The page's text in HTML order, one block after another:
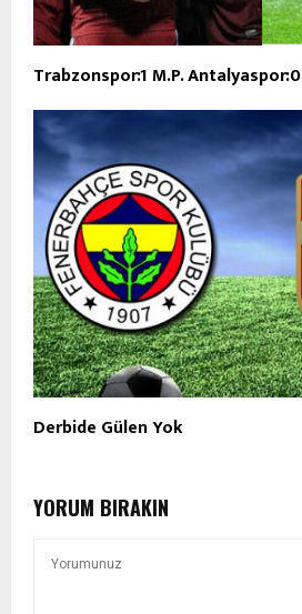
Trabzonspor:1 M.P. Antalyaspor:0
Derbide Gülen Yok
YORUM BIRAKIN